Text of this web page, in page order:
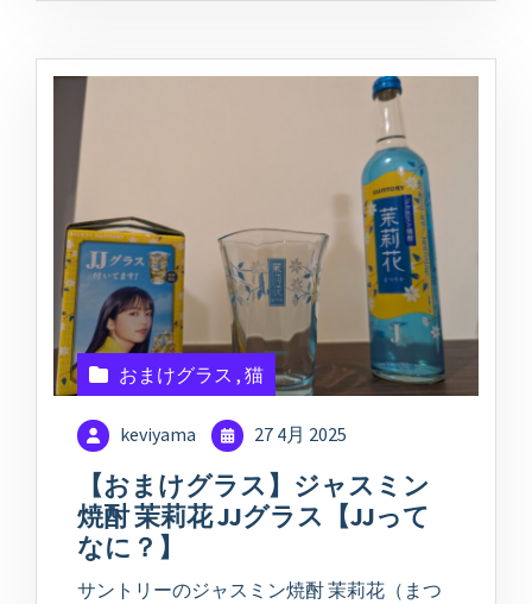
おまけグラス , 猫
keviyama 27 4月 2025
【おまけグラス】ジャスミン
焼酎 茉莉花 JJグラス【JJって
なに？】
サントリーのジャスミン焼酎 茉莉花（まつ